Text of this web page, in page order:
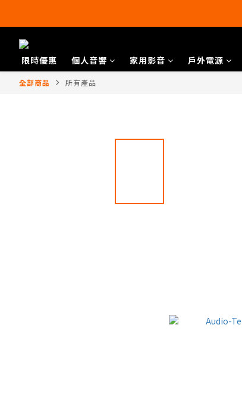
限時優惠
個人音響 家用影音 戶外電源
全部商品 所有產品